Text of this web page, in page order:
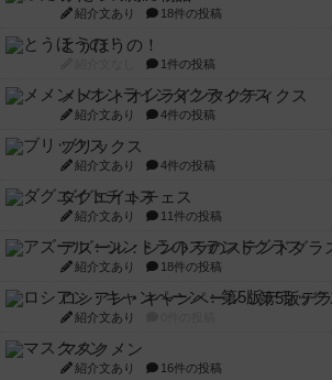
紹介文あり 18件の投稿
とうほうの！
1件の投稿
メメントオンラインタクティクス
紹介文あり 4件の投稿
ブリックス
紹介文あり 4件の投稿
ダグエイトチェス
紹介文あり 11件の投稿
アズール：シントラのステンドグラ
紹介文あり 18件の投稿
ロシアン・キャンペーン：第5版デ
紹介文あり
マスクメン
紹介文あり 16件の投稿